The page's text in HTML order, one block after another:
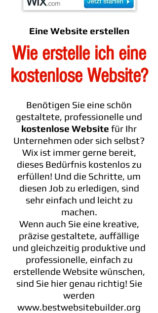
Eine Website erstellen
Wie erstelle ich eine
kostenlose Website?
Benötigen Sie eine schön
gestaltete, professionelle und
kostenlose Website für Ihr
Unternehmen oder sich selbst?
Wix ist immer gerne bereit,
dieses Bedürfnis kostenlos zu
erfüllen! Und die Schritte, um
diesen Job zu erledigen, sind
sehr einfach und leicht zu
machen.
Wenn auch Sie eine kreative,
präzise gestaltete, auffällige
und gleichzeitig produktive und
professionelle, einfach zu
erstellende Website wünschen,
sind Sie hier genau richtig! Sie
werden
www.bestwebsitebuilder.org